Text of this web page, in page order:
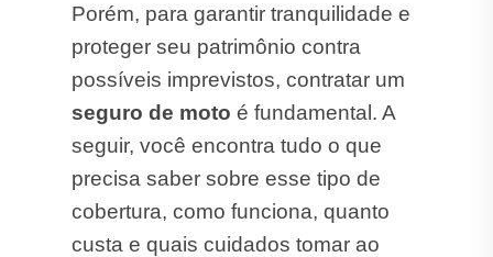
Porém, para garantir tranquilidade e
proteger seu patrimônio contra
possíveis imprevistos, contratar um
seguro de moto é fundamental. A
seguir, você encontra tudo o que
precisa saber sobre esse tipo de
cobertura, como funciona, quanto
custa e quais cuidados tomar ao